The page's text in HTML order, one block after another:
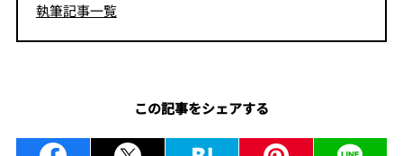
執筆記事一覧
この記事をシェアする